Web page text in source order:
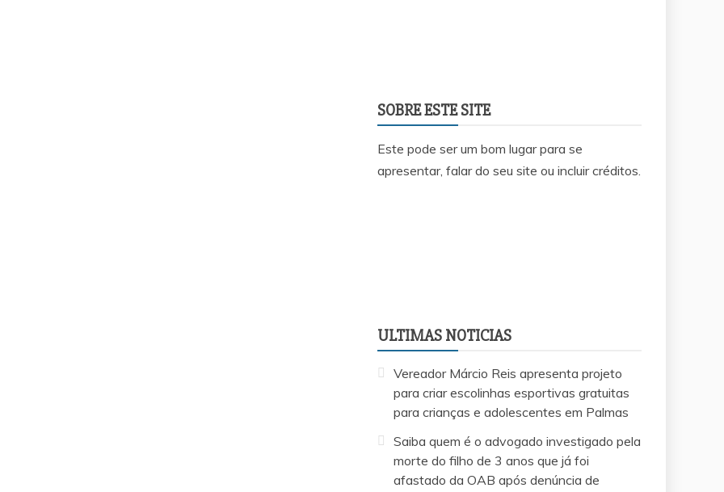
SOBRE ESTE SITE
Este pode ser um bom lugar para se
apresentar, falar do seu site ou incluir créditos.
ULTIMAS NOTICIAS
Vereador Márcio Reis apresenta projeto
para criar escolinhas esportivas gratuitas
para crianças e adolescentes em Palmas
Saiba quem é o advogado investigado pela
morte do filho de 3 anos que já foi
afastado da OAB após denúncia de